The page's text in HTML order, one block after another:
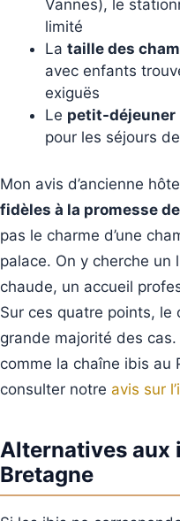
Vannes), le
limité
La taille des
avec enfants
exiguës
Le petit-déjeuner
pour les séjours
Mon avis d’ancienne
fidèles à la promesse
pas le charme d’une
palace. On y cherche
chaude, un accueil
Sur ces quatre points,
grande majorité des
comme la chaîne ibis au
consulter notre avis sur
Alternatives aux
Bretagne